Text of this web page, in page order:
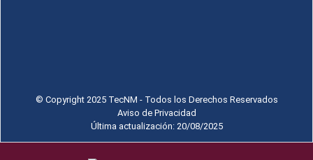
© Copyright 2025 TecNM - Todos los Derechos Reservados
Aviso de Privacidad
Última actualización: 20/08/2025